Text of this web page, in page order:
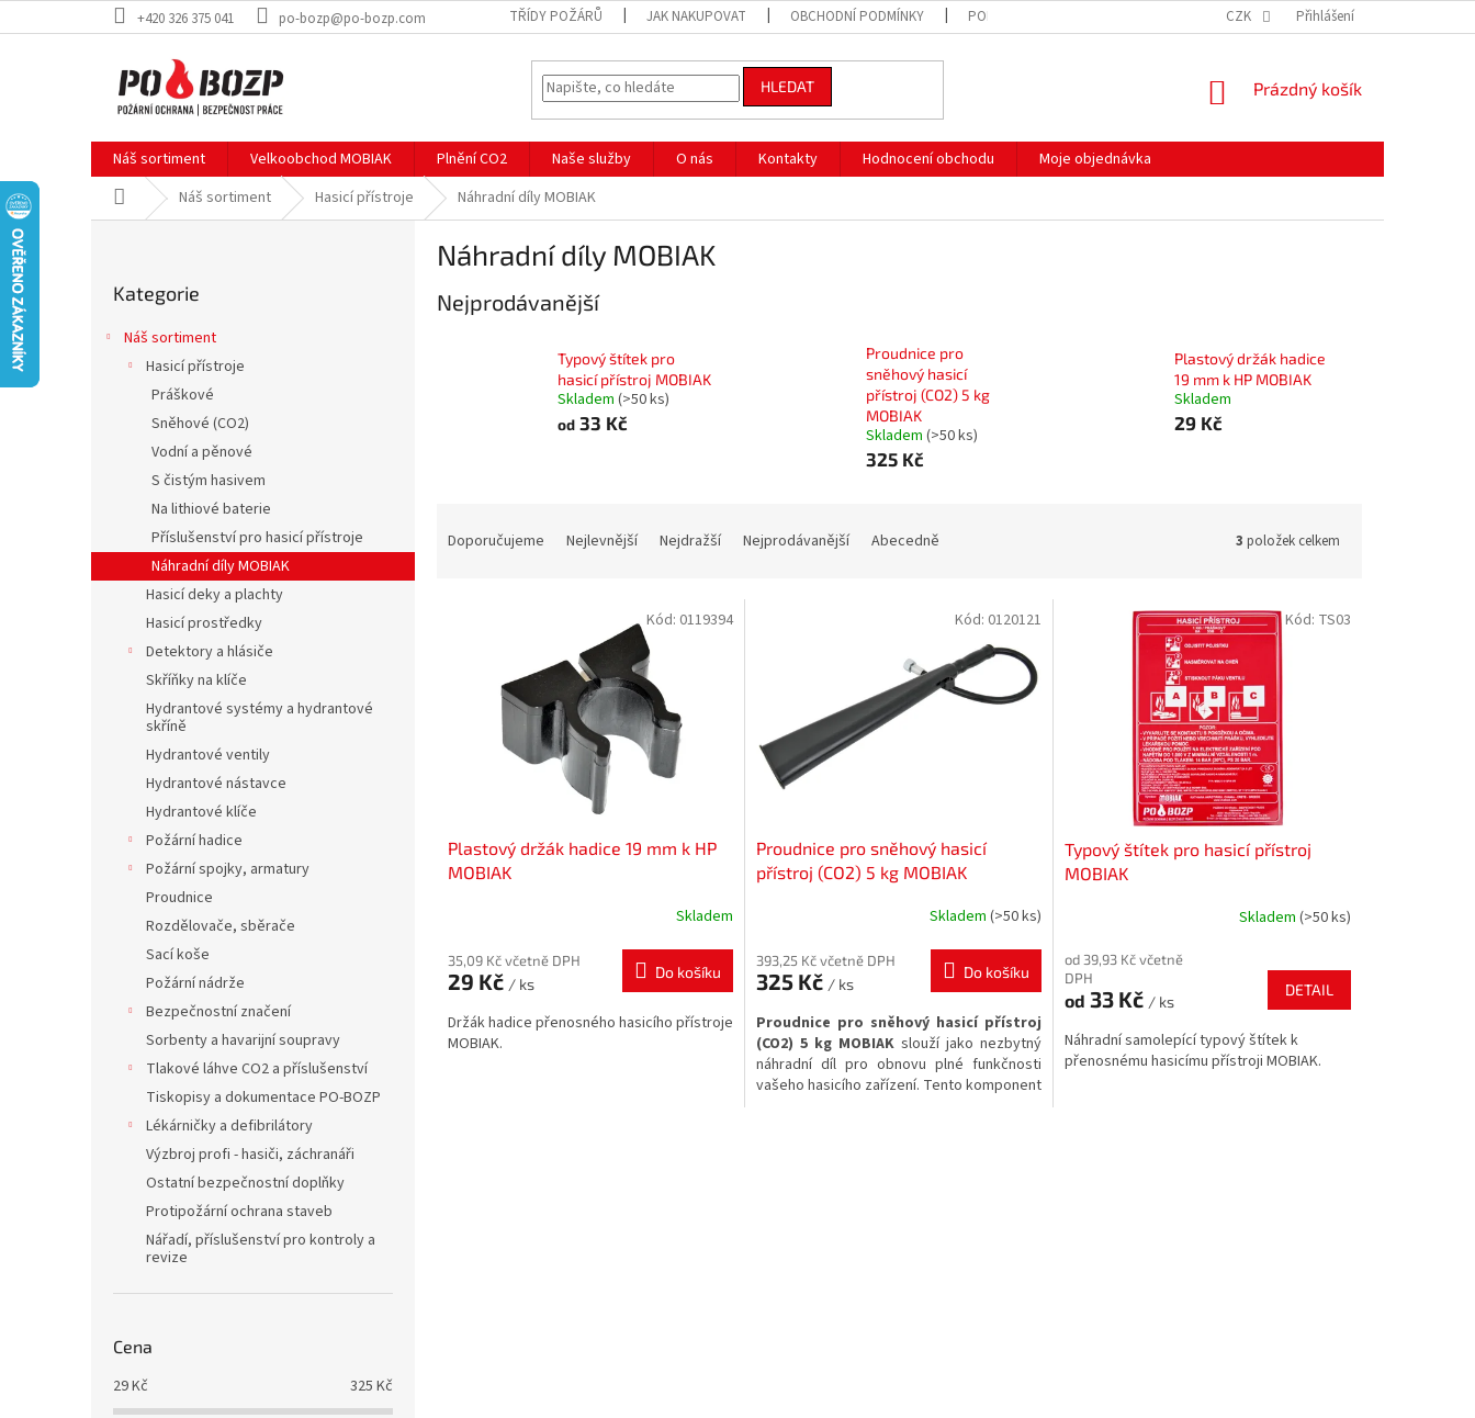
na
+420 326 375 041 po-bozp@po-bozp.com TŘÍDY POŽÁRŮ JAK NAKUPOVAT OBCHODNÍ PODMÍNKY PODMÍNKY OCHRANY OSOBNÍCH ÚDAJŮ HODNOCENÍ OBCHODU
CZK Přihlášení
HLEDAT
NÁKUPNÍ
Prázdný košík
Náš sortiment Velkoobchod MOBIAK Plnění CO2 Naše služby O nás Kontakty Hodnocení obchodu
Moje objednávka
Domů Náš sortiment Hasicí přístroje Náhradní díly MOBIAK
l
kategorie
Kategorie
Náš sortiment
Hasicí přístroje
Práškové
Sněhové (CO2)
Vodní a pěnové
S čistým hasivem
Na lithiové baterie
Příslušenství pro hasicí přístroje
Náhradní díly MOBIAK
Hasicí deky a plachty
Hasicí prostředky
Detektory a hlásiče
Skříňky na klíče
Hydrantové systémy a hydrantové
skříně
Hydrantové ventily
Hydrantové nástavce
Hydrantové klíče
Požární hadice
Požární spojky, armatury
Proudnice
Rozdělovače, sběrače
Sací koše
Požární nádrže
Bezpečnostní značení
Sorbenty a havarijní soupravy
Tlakové láhve CO2 a příslušenství
Tiskopisy a dokumentace PO-BOZP
Lékárničky a defibrilátory
Výzbroj profi - hasiči, záchranáři
Ostatní bezpečnostní doplňky
Protipožární ochrana staveb
Nářadí, příslušenství pro kontroly a
revize
Cena
29Kč 325 Kč
Náhradní díly MOBIAK
Nejprodávanější
Typový štítek pro
hasicí přístroj MOBIAK
Skladem (>50 ks)
od 33 Kč
Proudnice pro
sněhový hasicí
přístroj (CO2) 5 kg
MOBIAK
Skladem (>50 ks)
325 Kč
Plastový držák hadice
19 mm k HP MOBIAK
Skladem
29 Kč
Doporučujeme Nejlevnější Nejdražší Nejprodávanější Abecedně 3 položek celkem
Plastový držák hadice 19 mm k HP
MOBIAK
Skladem
35,09 Kč včetně DPH
29 Kč / ks
Do košíku
Držák hadice přenosného hasicího přístroje
MOBIAK.
Kód: 0119394
Proudnice pro sněhový hasicí
přístroj (CO2) 5 kg MOBIAK
Skladem (>50 ks)
393,25 Kč včetně DPH
325 Kč / ks
Do košíku
Proudnice pro sněhový hasicí přístroj
(CO2) 5 kg MOBIAKslouží jako nezbytný
náhradní díl pro obnovu plné funkčnosti
vašeho hasicího zařízení. Tento komponent
Kód: 0120121
Typový štítek pro hasicí přístroj
MOBIAK
Skladem (>50 ks)
od 39,93 Kč včetně
DPH
od 33 Kč / ks
DETAIL
Náhradní samolepící typový štítek k
přenosnému hasicímu přístroji MOBIAK.
Kód: TS03